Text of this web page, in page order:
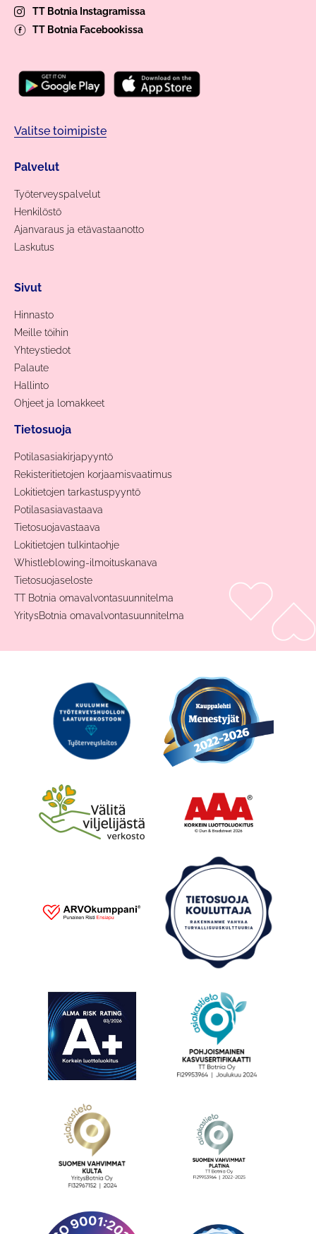
TT Botnia Instagramissa
TT Botnia Facebookissa
Valitse toimipiste
Palvelut
Työterveyspalvelut
Henkilöstö
Ajanvaraus ja etävastaanotto
Laskutus
Sivut
Hinnasto
Meille töihin
Yhteystiedot
Palaute
Hallinto
Ohjeet ja lomakkeet
Tietosuoja
Potilasasiakirjapyyntö
Rekisteritietojen korjaamisvaatimus
Lokitietojen tarkastuspyyntö
Potilasasiavastaava
Tietosuojavastaava
Lokitietojen tulkintaohje
Whistleblowing-ilmoituskanava
Tietosuojaseloste
TT Botnia omavalvontasuunnitelma
YritysBotnia omavalvontasuunnitelma